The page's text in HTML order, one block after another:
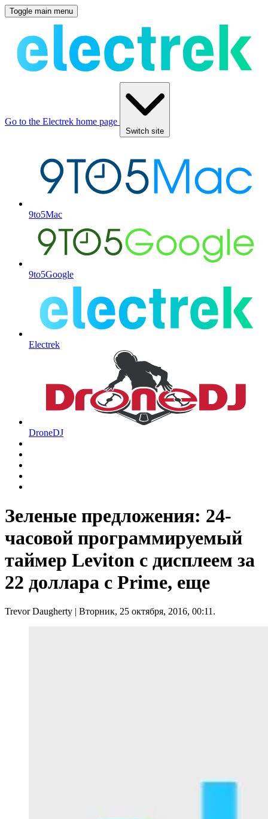
Toggle main menu
Go to the Electrek home page
Switch site
9to5Mac
9to5Google
Electrek
DroneDJ
Зеленые предложения: 24-
часовой программируемый
таймер Leviton с дисплеем за
22 доллара с Prime, еще
Trevor Daugherty | Вторник, 25 октября, 2016, 00:11.